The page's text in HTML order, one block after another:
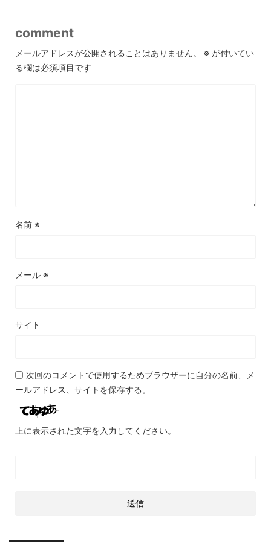
comment
メールアドレスが公開されることはありません。 ※ が付いてい
る欄は必須項目です
名前 ※
メール ※
サイト
次回のコメントで使用するためブラウザーに自分の名前、メ
ールアドレス、サイトを保存する。
上に表示された文字を入力してください。